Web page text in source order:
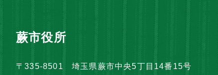
蕨市役所
〒335-8501 埼玉県蕨市中央5丁目14番15号